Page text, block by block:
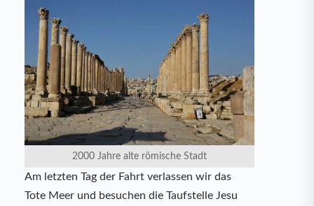
2000 Jahre alte römische Stadt
Am letzten Tag der Fahrt verlassen wir das
Tote Meer und besuchen die Taufstelle Jesu